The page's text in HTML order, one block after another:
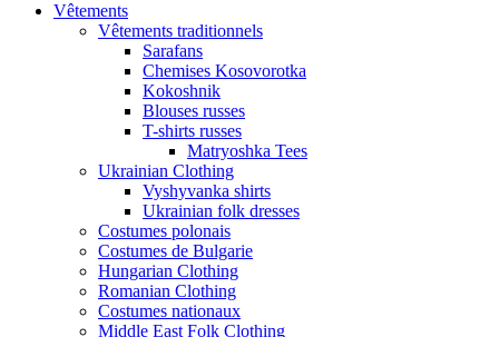
Vêtements
Vêtements traditionnels
Sarafans
Chemises Kosovorotka
Kokoshnik
Blouses russes
T-shirts russes
Matryoshka Tees
Ukrainian Clothing
Vyshyvanka shirts
Ukrainian folk dresses
Costumes polonais
Costumes de Bulgarie
Hungarian Clothing
Romanian Clothing
Costumes nationaux
Middle East Folk Clothing